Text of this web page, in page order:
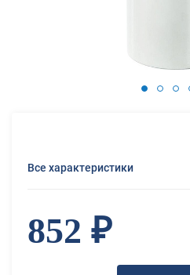
Все характеристики
852 ₽